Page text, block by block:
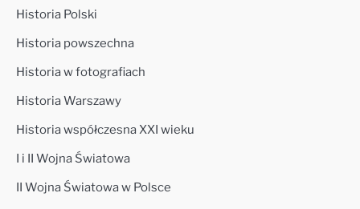
Historia Polski
Historia powszechna
Historia w fotografiach
Historia Warszawy
Historia współczesna XXI wieku
I i II Wojna Światowa
II Wojna Światowa w Polsce